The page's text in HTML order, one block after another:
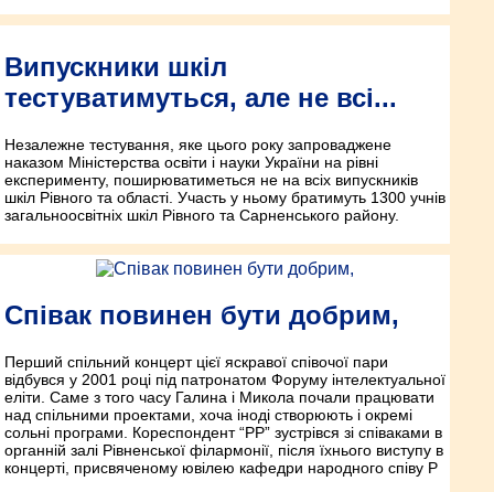
Випускники шкіл
тестуватимуться, але не всі...
Незалежне тестування, яке цього року запроваджене
наказом Міністерства освіти і науки України на рівні
експерименту, поширюватиметься не на всіх випускників
шкіл Рівного та області. Участь у ньому братимуть 1300 учнів
загальноосвітніх шкіл Рівного та Сарненського району.
Співак повинен бути добрим,
Перший спільний концерт цієї яскравої співочої пари
відбувся у 2001 році під патронатом Форуму інтелектуальної
еліти. Саме з того часу Галина і Микола почали працювати
над спільними проектами, хоча іноді створюють і окремі
сольні програми. Кореспондент “РР” зустрівся зі співаками в
органній залі Рівненської філармонії, після їхнього виступу в
концерті, присвяченому ювілею кафедри народного співу Р